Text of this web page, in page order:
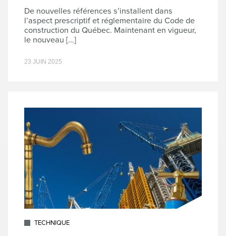
De nouvelles références s’installent dans
l’aspect prescriptif et réglementaire du Code de
construction du Québec. Maintenant en vigueur,
le nouveau [...]
23 JUIN 2025
TECHNIQUE